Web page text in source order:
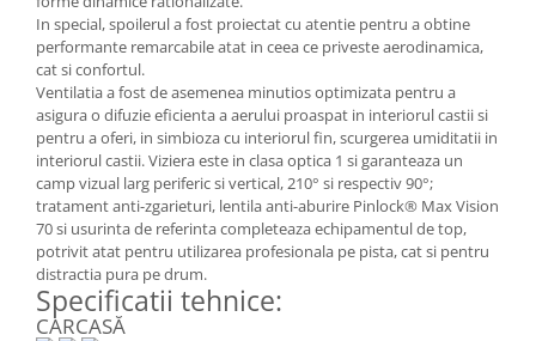
In special, spoilerul a fost proiectat cu atentie pentru a obtine
performante remarcabile atat in ​​ceea ce priveste aerodinamica,
cat si confortul.
Ventilatia a fost de asemenea minutios optimizata pentru a
asigura o difuzie eficienta a aerului proaspat in interiorul castii si
pentru a oferi, in simbioza cu interiorul fin, scurgerea umiditatii in
interiorul castii. Viziera este in clasa optica 1 si garanteaza un
camp vizual larg periferic si vertical, 210° si respectiv 90°;
tratament anti-zgarieturi, lentila anti-aburire Pinlock® Max Vision
70 si usurinta de referinta completeaza echipamentul de top,
potrivit atat pentru utilizarea profesionala pe pista, cat si pentru
distractia pura pe drum.
Specificatii tehnice:
CARCASĂ